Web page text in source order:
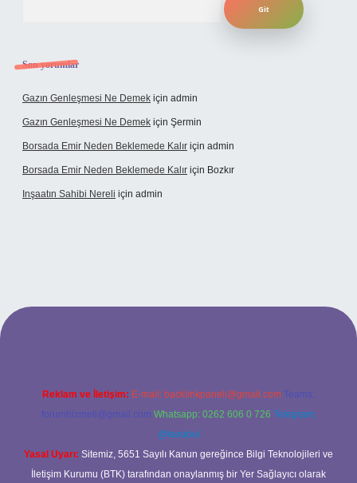
Son yorumlar
Gazın Genleşmesi Ne Demek için admin
Gazın Genleşmesi Ne Demek için Şermin
Borsada Emir Neden Beklemede Kalır için admin
Borsada Emir Neden Beklemede Kalır için Bozkır
Inşaatın Sahibi Nereli için admin
Reklam ve İletişim: E-mail: backlinkpaneli@gmail.com Teams:
forumhizmeti@gmail.com Whatsapp: 0262 606 0 726 Telegram:
@karabul
Yasal Uyarı: Sitemiz, 5651 Sayılı Kanun gereğince Bilgi Teknolojileri ve
İletişim Kurumu (BTK) tarafından onaylanmış bir Yer Sağlayıcı olarak